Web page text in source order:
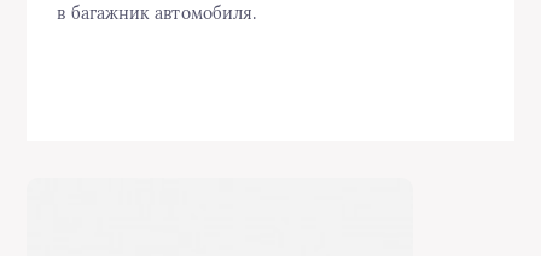
в багажник автомобиля.